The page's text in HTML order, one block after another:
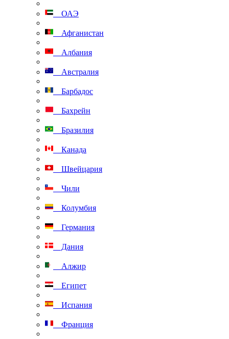
ОАЭ
Афганистан
Албания
Австралия
Барбадос
Бахрейн
Бразилия
Канада
Швейцария
Чили
Колумбия
Германия
Дания
Алжир
Египет
Испания
Франция